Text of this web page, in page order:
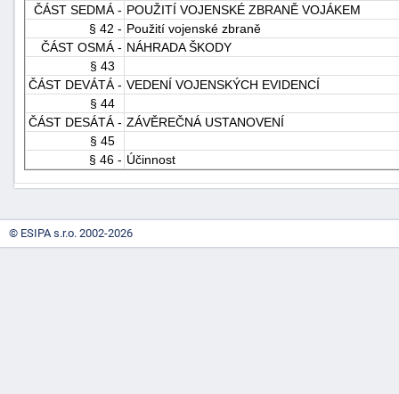
ČÁST SEDMÁ - POUŽITÍ VOJENSKÉ ZBRANĚ VOJÁKEM
§ 42 - Použití vojenské zbraně
ČÁST OSMÁ - NÁHRADA ŠKODY
§ 43
ČÁST DEVÁTÁ - VEDENÍ VOJENSKÝCH EVIDENCÍ
§ 44
ČÁST DESÁTÁ - ZÁVĚREČNÁ USTANOVENÍ
§ 45
§ 46 - Účinnost
© ESIPA s.r.o. 2002-2026